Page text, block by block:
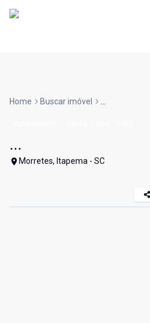
Home Buscar imóvel ...
...
Morretes, Itapema - SC